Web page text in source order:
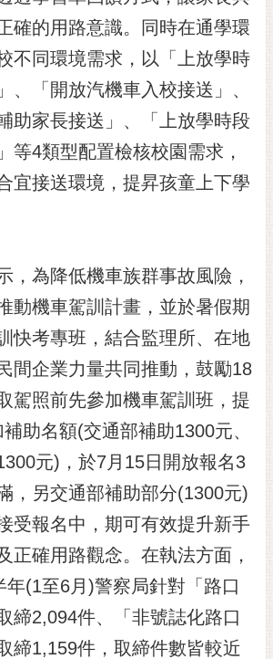
確的用路意識。同時在通學環
不同環境需求，以「上放學時
、「開放汽機車入校接送」、
助家長接送」、「上放學時段
等4類型配置檢核校園需求，
宜接送環境，提昇孩童上下學
，為降低機車族群事故風險，
動機車駕訓計畫，並於暑假期
快考專班，結合監理所、在地
間企業力量共同推動，鼓勵18
駕照前先參加機車駕訓班，提
助名額(交通部補助1300元、
元)，於7月15日開放報名3
，另交通部補助部分(1300元)
受報名中，期可有效提升新手
正確用路觀念。在執法方面，
年(1至6月)警察局針對「路口
締2,094件、「非號誌化路口
締1,159件，取締件數皆較近